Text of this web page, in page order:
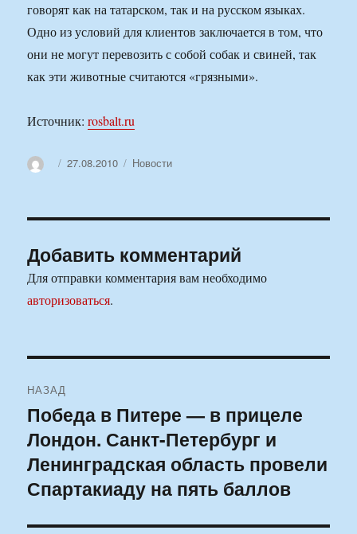
говорят как на татарском, так и на русском языках.
Одно из условий для клиентов заключается в том, что
они не могут перевозить с собой собак и свиней, так
как эти животные считаются «грязными».
Источник:rosbalt.ru
АвторОпубликовано
27.08.2010 Рубрики
Новости
Добавить комментарий
Для отправки комментария вам необходимо
авторизоваться.
по
записям
НАЗАД
Предыдущая
запись:
Победа в Питере — в прицеле
Лондон. Санкт-Петербург и
Ленинградская область провели
Спартакиаду на пять баллов